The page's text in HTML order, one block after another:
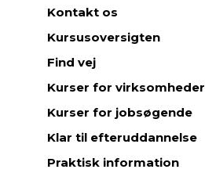
Kontakt os
Kursusoversigten
Find vej
Kurser for virksomheder
Kurser for jobsøgende
Klar til efteruddannelse
Praktisk information